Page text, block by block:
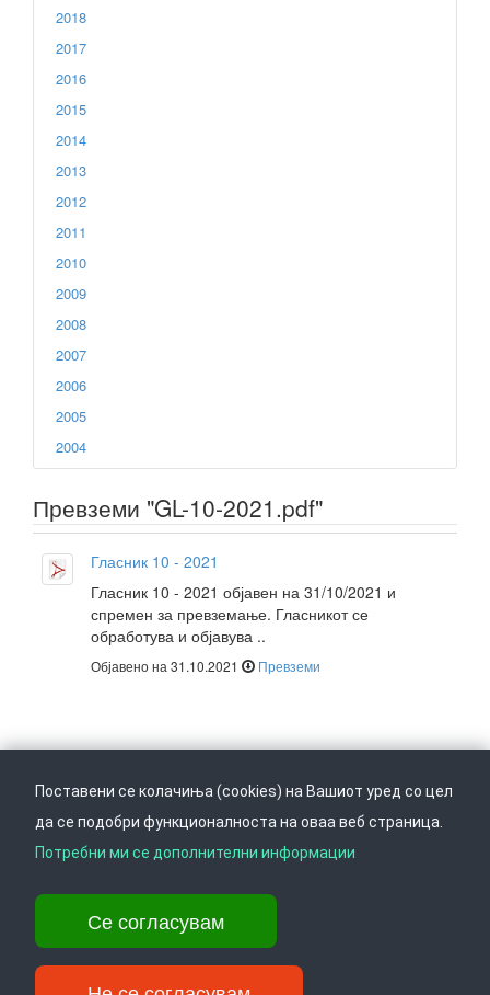
2018
2017
2016
2015
2014
2013
2012
2011
2010
2009
2008
2007
2006
2005
2004
Превземи "GL-10-2021.pdf"
Гласник 10 - 2021
Гласник 10 - 2021 објавен на 31/10/2021 и
спремен за превземање. Гласникот се
обработува и објавува ..
Објавено на 31.10.2021 Превземи
Врати се горе Следете не на
Ул. Даме Груев 14, Катна гаража Беко на 1-виот кат, 1000 Скопје,
Тел: +389 2 3103 601 (641), Факс: +389 2 3137 149 |
info@ippo.gov.mk
Поставени се колачиња (cookies) на Вашиот уред со цел
да се подобри функционалноста на оваа веб страница.
Потребни ми се дополнителни информации
Се согласувам